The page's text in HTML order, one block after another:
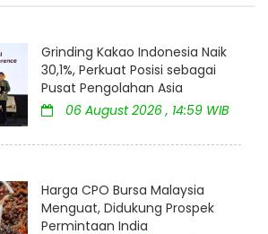
Grinding Kakao Indonesia Naik
30,1%, Perkuat Posisi sebagai
Pusat Pengolahan Asia
06 August 2026 , 14:59 WIB
Harga CPO Bursa Malaysia
Menguat, Didukung Prospek
Permintaan India